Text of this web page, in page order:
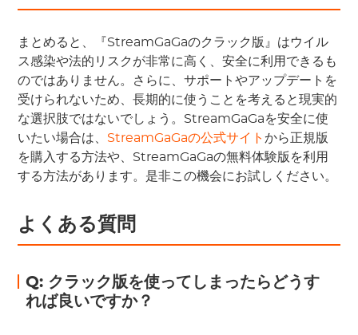
まとめると、『StreamGaGaのクラック版』はウイル
ス感染や法的リスクが非常に高く、安全に利用できるも
のではありません。さらに、サポートやアップデートを
受けられないため、長期的に使うことを考えると現実的
な選択肢ではないでしょう。StreamGaGaを安全に使
いたい場合は、 StreamGaGaの公式サイトから正規版
を購入する方法や、StreamGaGaの無料体験版を利用
する方法があります。是非この機会にお試しください。
よくある質問
Q: クラック版を使ってしまったらどうす
れば良いですか？